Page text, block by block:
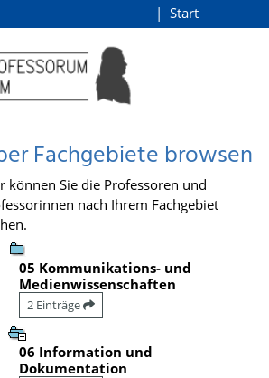
Start
Fachgebiete browsen
können Sie die Professoren und
nach Ihrem Fachgebiet
05 Kommunikations- und
Medienwissenschaften
2 Einträge
06 Information und
Dokumentation